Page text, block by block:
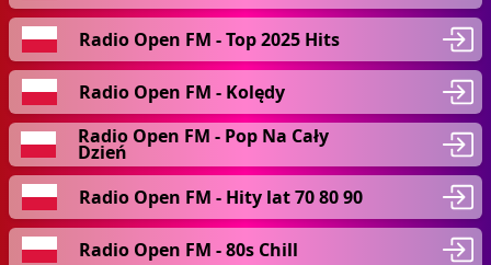
Radio Open FM - Top 2025 Hits
Radio Open FM - Kolędy
Radio Open FM - Pop Na Cały
Dzień
Radio Open FM - Hity lat 70 80 90
Radio Open FM - 80s Chill